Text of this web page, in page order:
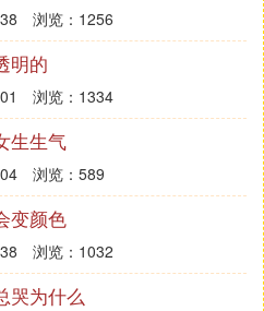
浏览：1256
明的
浏览：1334
生生气
浏览：589
变颜色
浏览：1032
哭为什么